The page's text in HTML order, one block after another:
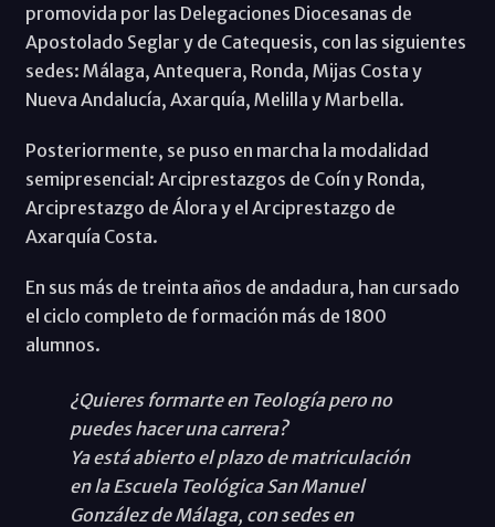
promovida por las Delegaciones Diocesanas de
Apostolado Seglar y de Catequesis, con las siguientes
sedes: Málaga, Antequera, Ronda, Mijas Costa y
Nueva Andalucía, Axarquía, Melilla y Marbella.
Posteriormente, se puso en marcha la modalidad
semipresencial: Arciprestazgos de Coín y Ronda,
Arciprestazgo de Álora y el Arciprestazgo de
Axarquía Costa.
En sus más de treinta años de andadura, han cursado
el ciclo completo de formación más de 1800
alumnos.
¿Quieres formarte en Teología pero no
puedes hacer una carrera?
Ya está abierto el plazo de matriculación
en la Escuela Teológica San Manuel
González de Málaga, con sedes en